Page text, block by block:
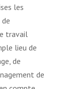
les
travail
lieu de
de
de